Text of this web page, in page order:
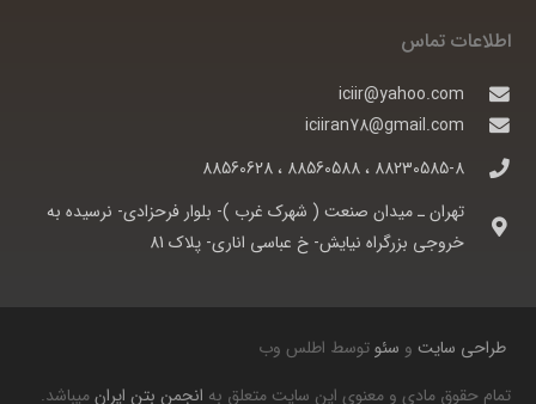
اطلاعات تماس
iciir@yahoo.com
iciiran78@gmail.com
88230585-8 ، 88560588 ، 88560628
تهران ـ ميدان صنعت ( شهرک غرب )- بلوار فرحزادی- نرسيده به
خروجی بزرگراه نيايش- خ عباسی اناری- پلاک 81
طراحی سایت و سئوتوسط اطلس وب
تمام حقوق مادی و معنوی این سایت متعلق به انجمن بتن ایرانمیباشد.